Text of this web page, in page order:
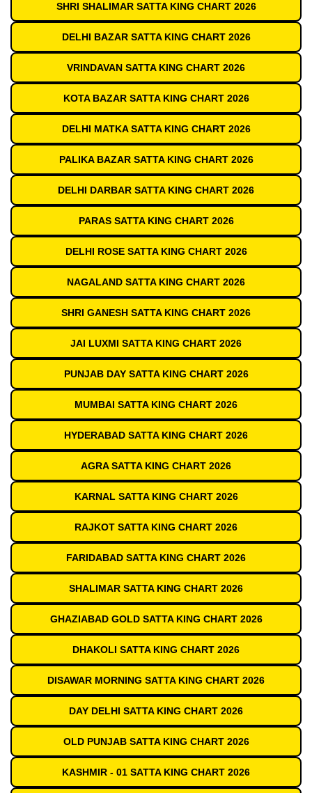
SHRI SHALIMAR SATTA KING CHART 2026
DELHI BAZAR SATTA KING CHART 2026
VRINDAVAN SATTA KING CHART 2026
KOTA BAZAR SATTA KING CHART 2026
DELHI MATKA SATTA KING CHART 2026
PALIKA BAZAR SATTA KING CHART 2026
DELHI DARBAR SATTA KING CHART 2026
PARAS SATTA KING CHART 2026
DELHI ROSE SATTA KING CHART 2026
NAGALAND SATTA KING CHART 2026
SHRI GANESH SATTA KING CHART 2026
JAI LUXMI SATTA KING CHART 2026
PUNJAB DAY SATTA KING CHART 2026
MUMBAI SATTA KING CHART 2026
HYDERABAD SATTA KING CHART 2026
AGRA SATTA KING CHART 2026
KARNAL SATTA KING CHART 2026
RAJKOT SATTA KING CHART 2026
FARIDABAD SATTA KING CHART 2026
SHALIMAR SATTA KING CHART 2026
GHAZIABAD GOLD SATTA KING CHART 2026
DHAKOLI SATTA KING CHART 2026
DISAWAR MORNING SATTA KING CHART 2026
DAY DELHI SATTA KING CHART 2026
OLD PUNJAB SATTA KING CHART 2026
KASHMIR - 01 SATTA KING CHART 2026